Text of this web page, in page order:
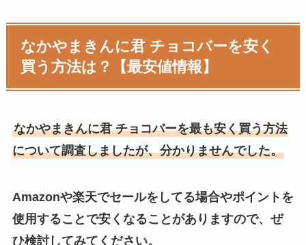
なかやまきんに君 チョコバーを安く
買う方法は？【最安値情報】
なかやまきんに君 チョコバーを最も安く買う方法
について調査しましたが、分かりませんでした。
Amazonや楽天でセールをしてる場合やポイントを
使用することで安くなることがありますので、ぜ
ひ検討してみてください。